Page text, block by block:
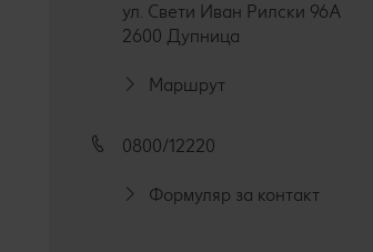
ул. Свети Иван Рилски 96А
2600 Дупница
Маршрут
0800/12220
Формуляр за контакт